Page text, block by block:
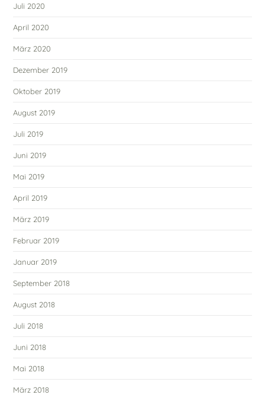
Juli 2020
April 2020
März 2020
Dezember 2019
Oktober 2019
August 2019
Juli 2019
Juni 2019
Mai 2019
April 2019
März 2019
Februar 2019
Januar 2019
September 2018
August 2018
Juli 2018
Juni 2018
Mai 2018
März 2018